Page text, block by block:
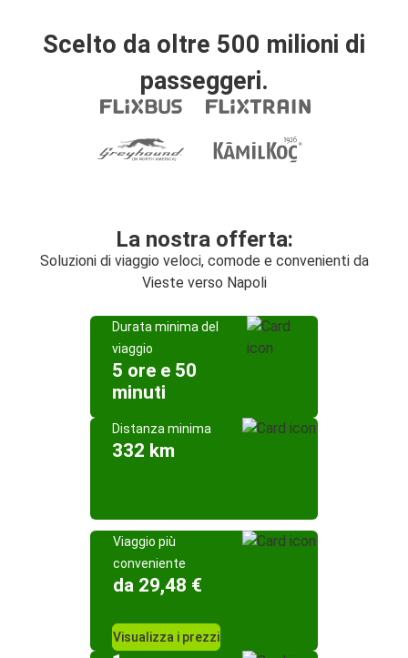
Scelto da oltre 500 milioni di
passeggeri.
La nostra offerta:
Soluzioni di viaggio veloci, comode e convenienti da
Vieste verso Napoli
Durata minima del
viaggio
5 ore e 50
minuti
Distanza minima
332 km
Viaggio più
conveniente
da 29,48 €
Visualizza i prezzi